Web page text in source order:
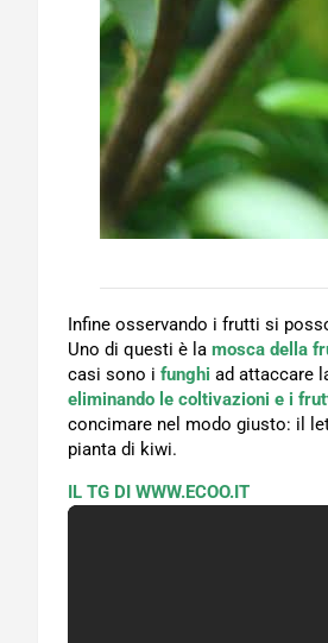
Infine osservando i frutti si
Uno di questi è la mosca della
casi sono i funghi ad attaccare
eliminando le coltivazioni e i
concimare nel modo giusto: il
pianta di kiwi.
IL TG DI WWW.ECOO.IT